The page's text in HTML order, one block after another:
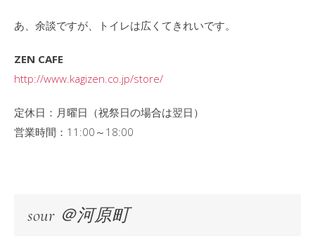
あ、余談ですが、トイレは広くてきれいです。
ZEN CAFE
http://www.kagizen.co.jp/store/
定休日：月曜日（祝祭日の場合は翌日）
営業時間：11:00～18:00
sour ＠河原町